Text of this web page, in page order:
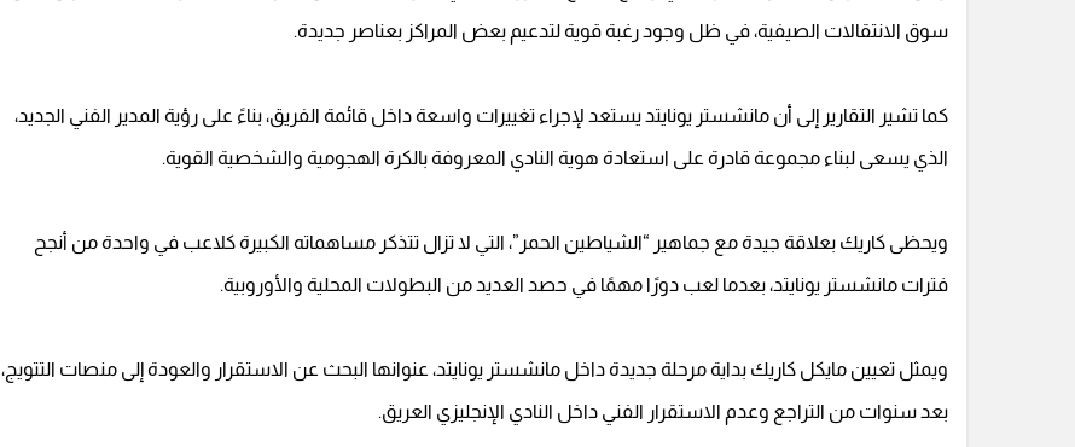
سوق الانتقالات الصيفية، في ظل وجود رغبة قوية لتدعيم بعض المراكز بعناصر جديدة.
كما تشير التقارير إلى أن مانشستر يونايتد يستعد لإجراء تغييرات واسعة داخل قائمة الفريق، بناءً على رؤية المدير الفني الجديد،
الذي يسعى لبناء مجموعة قادرة على استعادة هوية النادي المعروفة بالكرة الهجومية والشخصية القوية.
ويحظى كاريك بعلاقة جيدة مع جماهير “الشياطين الحمر”، التي لا تزال تتذكر مساهماته الكبيرة كلاعب في واحدة من أنجح
فترات مانشستر يونايتد، بعدما لعب دورًا مهمًا في حصد العديد من البطولات المحلية والأوروبية.
ويمثل تعيين مايكل كاريك بداية مرحلة جديدة داخل مانشستر يونايتد، عنوانها البحث عن الاستقرار والعودة إلى منصات التتويج،
بعد سنوات من التراجع وعدم الاستقرار الفني داخل النادي الإنجليزي العريق.